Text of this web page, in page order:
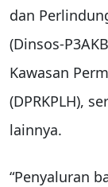
dan
(Dinsos-
Kawasan
(DPRKPLH),
lainnya.
“Penyaluran